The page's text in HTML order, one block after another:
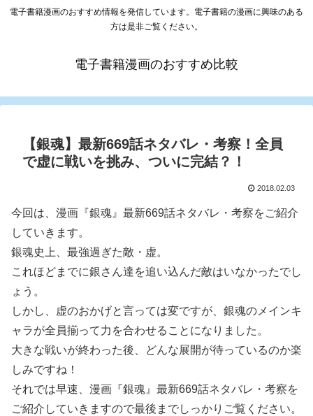
電子書籍漫画のおすすめ情報を発信しています。電子書籍の漫画に興味のある
方は是非ご覧ください。
電子書籍漫画のおすすめ比較
【銀魂】最新669話ネタバレ・考察！全員
で虚に戦いを挑み、ついに完結？！
2018.02.03
今回は、漫画『銀魂』最新669話ネタバレ・考察をご紹介
していきます。
銀魂史上、最強過ぎた敵・虚。
これほどまでに銀さん達を追い込んだ敵はいなかったでし
ょう。
しかし、虚のおかげと言っては変ですが、銀魂のメインキ
ャラが全員揃って力を合わせることになりました。
大きな戦いが終わった後、どんな展開が待っているのか楽
しみですね！
それでは早速、漫画『銀魂』最新669話ネタバレ・考察を
ご紹介していきますので最後までしっかりご覧ください。